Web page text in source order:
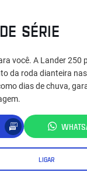
SÉRIE
você. A Lander 250
da roda dianteira
dias de chuva,
LIGAR